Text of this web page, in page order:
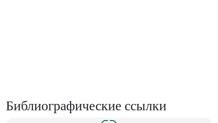
Библиографические ссылки